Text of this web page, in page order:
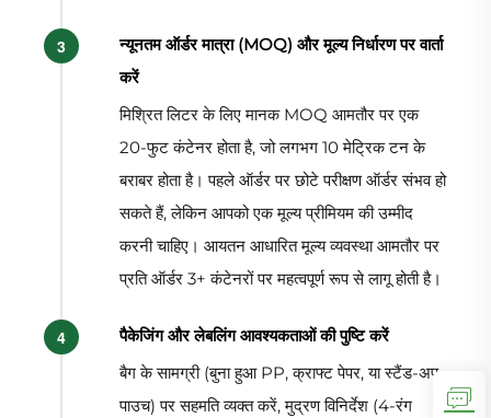
न्यूनतम ऑर्डर मात्रा (MOQ) और मूल्य निर्धारण पर वार्ता
करें
मिश्रित लिटर के लिए मानक MOQ आमतौर पर एक
20-फुट कंटेनर होता है, जो लगभग 10 मेट्रिक टन के
बराबर होता है। पहले ऑर्डर पर छोटे परीक्षण ऑर्डर संभव हो
सकते हैं, लेकिन आपको एक मूल्य प्रीमियम की उम्मीद
करनी चाहिए। आयतन आधारित मूल्य व्यवस्था आमतौर पर
प्रति ऑर्डर 3+ कंटेनरों पर महत्वपूर्ण रूप से लागू होती है।
पैकेजिंग और लेबलिंग आवश्यकताओं की पुष्टि करें
बैग के सामग्री (बुना हुआ PP, क्राफ्ट पेपर, या स्टैंड-अप
पाउच) पर सहमति व्यक्त करें, मुद्रण विनिर्देश (4-रंग